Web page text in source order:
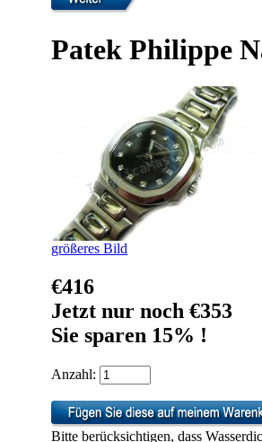
Patek Philippe
größeres Bild
€416
Jetzt nur noch €353
Sie sparen 15% !
Anzahl:
Bitte berücksichtigen, dass